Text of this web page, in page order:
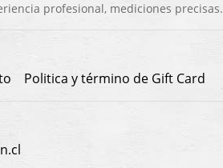
profesional, mediciones precisas.
Politica y término de Gift Card